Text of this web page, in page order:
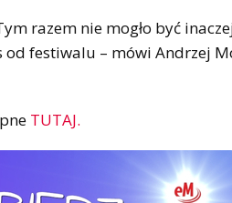
razem nie mogło być
od festiwalu – mówi Andrzej
TUTAJ.